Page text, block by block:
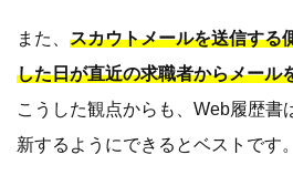
また、 スカウトメールを送信する
した日が直近の求職者からメール
こうした観点からも、Web履歴書
新するようにできるとベストです。